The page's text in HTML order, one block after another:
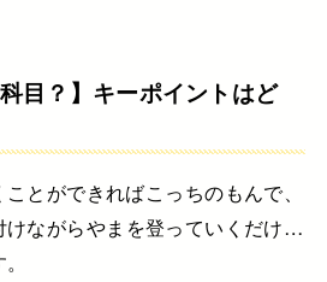
目？】キーポイントはど
とができればこっちのもんで、
ながらやまを登っていくだけ…